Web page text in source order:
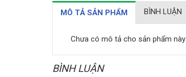
MÔ TẢ SẢN PHẨM BÌNH LUẬN
Chưa có mô tả cho sản phẩm này
BÌNH LUẬN